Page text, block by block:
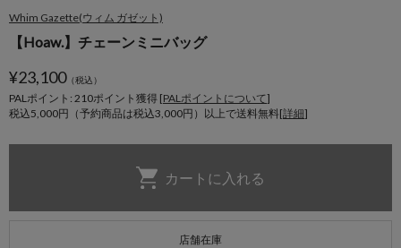
Whim Gazette(ウィム ガゼット)
【Hoaw.】チェーンミニバッグ
¥23,100（税込）
PALポイント: 210ポイント獲得 [PALポイントについて]
税込5,000円（予約商品は税込3,000円）以上で送料無料[詳細]
店舗在庫